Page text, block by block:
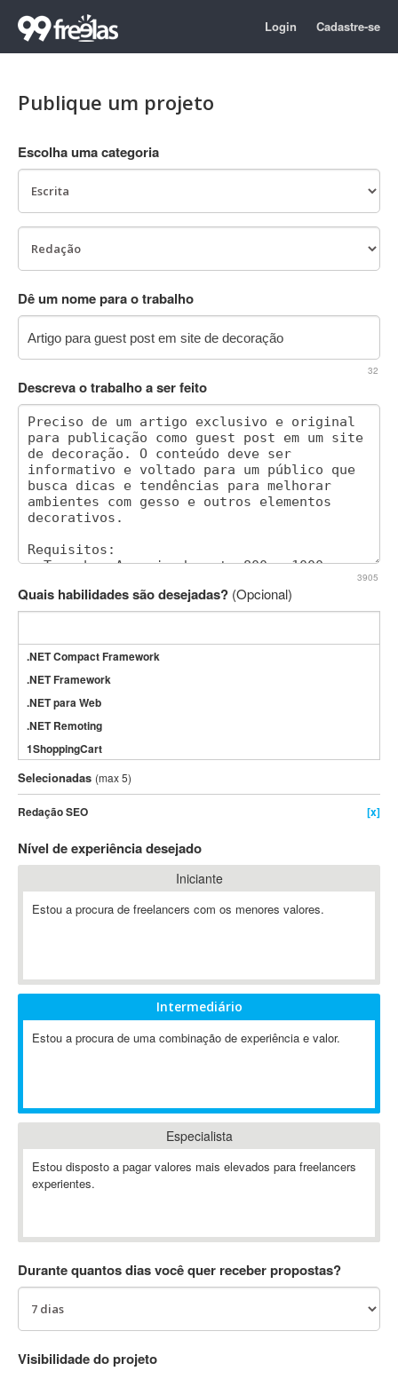
Login Cadastre-se
Publique um projeto
Escolha uma categoria
Dê um nome para o trabalho
32
Descreva o trabalho a ser feito
3905
Quais habilidades são desejadas? (Opcional)
.NET Compact Framework
.NET Framework
.NET para Web
.NET Remoting
1ShoppingCart
3DS Max
3GSM
4D Dimension
802.11
A&P
A2Billing
ABAP
ABBYY FineReader
Ableton Live
Abstract
Abstract Window Toolkit (AWT)
AC Drives
ACARS
AccountMate
Selecionadas (max 5)
Redação SEO [x]
Nível de experiência desejado
Iniciante
Estou a procura de freelancers com os menores valores.
Intermediário
Estou a procura de uma combinação de experiência e valor.
Especialista
Estou disposto a pagar valores mais elevados para freelancers
experientes.
Durante quantos dias você quer receber propostas?
Visibilidade do projeto